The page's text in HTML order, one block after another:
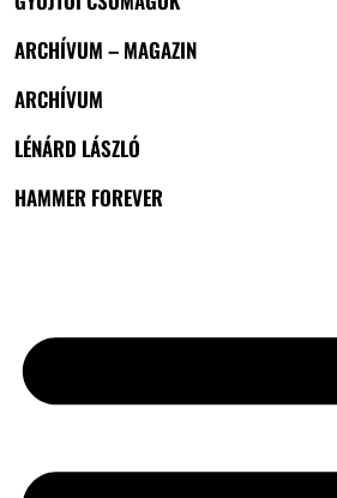
ARCHÍVUM – MAGAZIN
ARCHÍVUM
LÉNÁRD LÁSZLÓ
HAMMER FOREVER